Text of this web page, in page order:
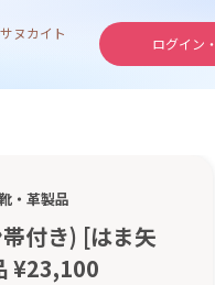
ログイン・
サヌカイト
・革製品
付き) [はま矢
¥23,100